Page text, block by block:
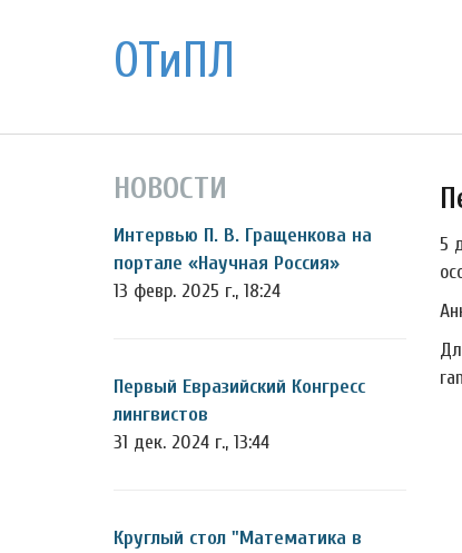
ОТиПЛ
НОВОСТИ
Интервью П. В. Гращенкова на
портале «Научная Россия»
13 февр. 2025 г., 18:24
Первый Евразийский Конгресс
лингвистов
31 дек. 2024 г., 13:44
Круглый стол "Математика в
5